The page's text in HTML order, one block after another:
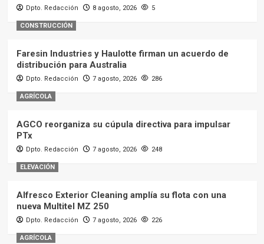
Dpto. Redacción 8 agosto, 2026 5
CONSTRUCCIÓN
Faresin Industries y Haulotte firman un acuerdo de
distribución para Australia
Dpto. Redacción 7 agosto, 2026 286
AGRÍCOLA
AGCO reorganiza su cúpula directiva para impulsar
PTx
Dpto. Redacción 7 agosto, 2026 248
ELEVACIÓN
Alfresco Exterior Cleaning amplía su flota con una
nueva Multitel MZ 250
Dpto. Redacción 7 agosto, 2026 226
AGRÍCOLA